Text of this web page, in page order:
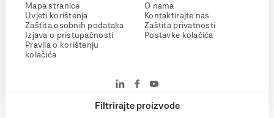
Filtrirajte proizvode
Mapa stranice
Uvjeti korištenja
Zaštita osobnih podataka
Izjava o pristupačnosti
Pravila o korištenju
kolačića
O nama
Kontaktirajte nas
Zaštita privatnosti
Postavke kolačića